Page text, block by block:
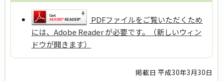
PDFファイルをご覧いただくため
には、Adobe Reader が必要です。（新しいウィン
ドウが開きます）
掲載日 平成30年3月30日